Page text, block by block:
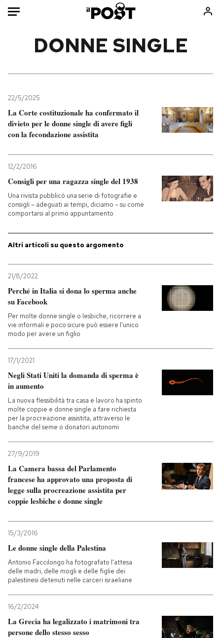
Mondo
Politica
Tecnologia
Internet
Scienza
Cultura
Economia
Sport
Consumismi
Storie/Idee
Media
Altrecose
Mondiali calcio 2026
PODCAST
NEWSLETTER
I MIEI PREFERITI
SHOP
CALENDARIO
AREA PERSONALE
Entra
DONNE SINGLE
22/5/2025
La Corte costituzionale ha confermato il
divieto per le donne single di avere figli
con la fecondazione assistita
12/2/2016
Consigli per una ragazza single del 1938
Una rivista pubblicò una serie di fotografie e
consigli – adeguati ai tempi, diciamo – su come
comportarsi al primo appuntamento
Altri articoli su questo argomento
21/8/2022
Perché in Italia si dona lo sperma anche
su Facebook
Per molte donne single o lesbiche, ricorrere a
vie informali e poco sicure può essere l'unico
modo per avere un figlio
17/1/2021
Negli Stati Uniti la domanda di sperma è
in aumento
La nuova flessibilità tra casa e lavoro ha spinto
molte coppie e donne single a fare richiesta
per la procreazione assistita, attraverso le
banche del seme o donatori autonomi
27/9/2019
La Camera bassa del Parlamento
francese ha approvato una proposta di
legge sulla procreazione assistita per
coppie lesbiche e donne single
15/3/2016
Le donne single della Palestina
Antonio Faccilongo ha fotografato l'attesa
delle madri, delle mogli e delle figlie dei
palestinesi detenuti nelle carceri israeliane
16/2/2024
La Grecia ha legalizzato i matrimoni tra
persone dello stesso sesso